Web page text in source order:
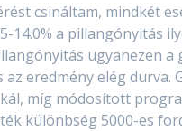
csináltam, mindkét
a pillangónyitás
ugyanezen a
eredmény elég durva.
míg módosított
különbség 5000-es